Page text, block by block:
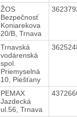
ŽOS
Bezpečnosť
Koniarekova
20/B, Trnava
Trnavská
vodárenská
spol.
Priemyselná
10, Piešťany
PEMAX
Jazdecká
ul.56, Trnava